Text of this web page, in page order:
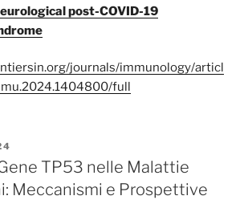
post-COVID-19
journals/immunology/articl
full
TP53 nelle Malattie
Meccanismi e Prospettive